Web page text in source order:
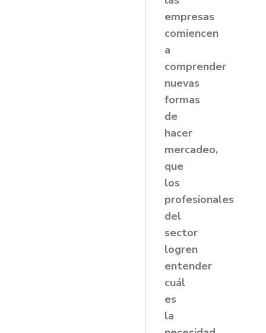
empresas
comiencen
a
comprender
nuevas
formas
de
hacer
mercadeo,
que
los
profesionales
del
sector
logren
entender
cuál
es
la